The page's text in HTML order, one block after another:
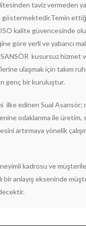
taviz vermeden
kalite güvencesinde
göre yerli ve yabancı
kusursuz hizmet
ulaşmak için takım
genç bir kuruluştur.
ilke edinen Sual Asansör;
odaklanma ile üretim,
artırmaya yönelik
kadrosu ve
anlayış ekseninde